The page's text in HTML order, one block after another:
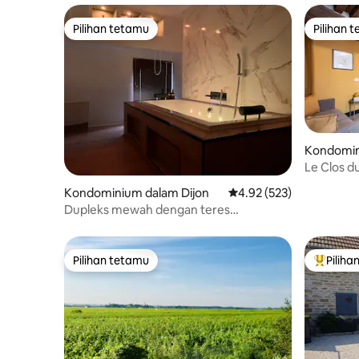
Pilihan tetamu
Pilihan tetamu
Kondominium dalam Dijon Penarafan purata 4.92
4.92 (523)
Dupleks mewah dengan teres
Pilihan
Pilihan
Le Clos
Pilihan tetamu
Pilihan tetamu Pilihan